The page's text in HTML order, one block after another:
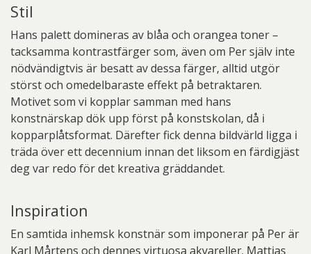
Stil
Hans palett domineras av blåa och orangea toner –
tacksamma kontrastfärger som, även om Per själv inte
nödvändigtvis är besatt av dessa färger, alltid utgör
störst och omedelbaraste effekt på betraktaren.
Motivet som vi kopplar samman med hans
konstnärskap dök upp först på konstskolan, då i
kopparplåtsformat. Därefter fick denna bildvärld ligga i
träda över ett decennium innan det liksom en färdigjäst
deg var redo för det kreativa gräddandet.
Inspiration
En samtida inhemsk konstnär som imponerar på Per är
Karl Mårtens och dennes virtuosa akvareller. Mattias